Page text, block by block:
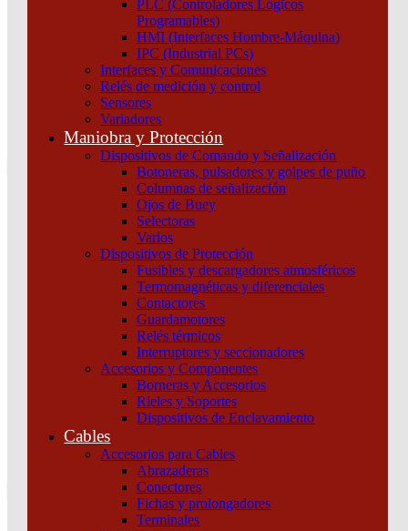
PLC (Controladores Lógicos
Programables)
HMI (Interfaces Hombre-Máquina)
IPC (Industrial PCs)
Interfaces y Comunicaciones
Relés de medición y control
Sensores
Variadores
Maniobra y Protección
Dispositivos de Comando y Señalización
Botoneras, pulsadores y golpes de puño
Columnas de señalización
Ojos de Buey
Selectoras
Varios
Dispositivos de Protección
Fusibles y descargadores atmosféricos
Termomagnéticas y diferenciales
Contactores
Guardamotores
Relés térmicos
Interruptores y seccionadores
Accesorios y Componentes
Borneras y Accesorios
Rieles y Soportes
Dispositivos de Enclavamiento
Cables
Accesorios para Cables
Abrazaderas
Conectores
Fichas y prolongadores
Terminales
Atención por WhatsApp
Tu pedido
¿Que estas buscando hoy?
Atención telefónica
Atención por WhatsApp